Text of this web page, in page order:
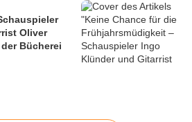
Oliver
Bücherei